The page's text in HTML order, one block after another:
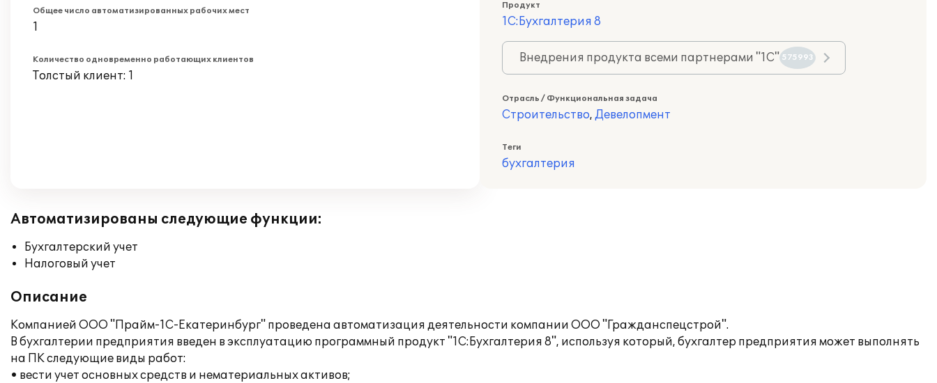
Общее число автоматизированных рабочих мест
1
Количество одновременно работающих клиентов
Толстый клиент: 1
Продукт
1С:Бухгалтерия 8
Внедрения продукта всеми партнерами "1С" 575993
Отрасль / Функциональная задача
Строительство, Девелопмент
Теги
бухгалтерия
Автоматизированы следующие функции:
Бухгалтерский учет
Налоговый учет
Описание
Компанией ООО "Прайм-1С-Екатеринбург" проведена автоматизация деятельности компании ООО "Гражданспецстрой".
В бухгалтерии предприятия введен в эксплуатацию программный продукт "1C:Бухгалтерия 8", используя который, бухгалтер предприятия может выполнять
на ПК следующие виды работ:
• вести учет основных средств и нематериальных активов;